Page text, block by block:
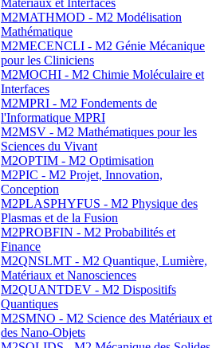
Matériaux et Interfaces
M2MATHMOD - M2 Modélisation
Mathématique
M2MECENCLI - M2 Génie Mécanique
pour les Cliniciens
M2MOCHI - M2 Chimie Moléculaire et
Interfaces
M2MPRI - M2 Fondements de
l'Informatique MPRI
M2MSV - M2 Mathématiques pour les
Sciences du Vivant
M2OPTIM - M2 Optimisation
M2PIC - M2 Projet, Innovation,
Conception
M2PLASPHYFUS - M2 Physique des
Plasmas et de la Fusion
M2PROBFIN - M2 Probabilités et
Finance
M2QNSLMT - M2 Quantique, Lumière,
Matériaux et Nanosciences
M2QUANTDEV - M2 Dispositifs
Quantiques
M2SMNO - M2 Science des Matériaux et
des Nano-Objets